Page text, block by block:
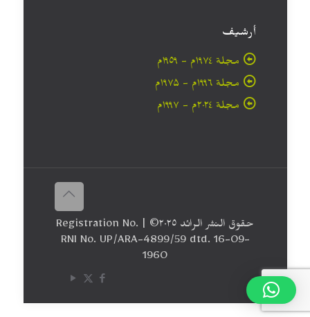
أرشيف
مجلة ۱۹۷٤م - ١٩٥٩م
مجلة ۱۹۹٦م - ۱۹۷۵م
مجلة ۲۰۲٤م - ۱۹۹۷م
حقوق النشر الرائد ٢٠۲٥© | Registration No.
RNI No. UP/ARA-4899/59 dtd. 16-09-
1960